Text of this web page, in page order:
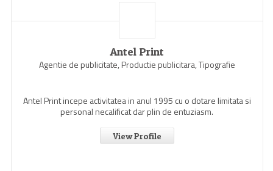
Antel Print
Agentie de publicitate, Productie publicitara, Tipografie
Antel Print incepe activitatea in anul 1995 cu o dotare limitata si
personal necalificat dar plin de entuziasm.
View Profile